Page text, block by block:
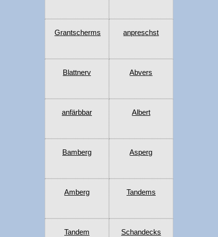
Grantscherms anpreschst
Blattnerv Abvers
anfärbbar Albert
Bamberg Asperg
Amberg Tandems
Tandem Schandecks